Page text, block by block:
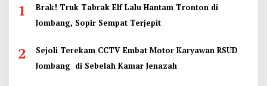
1
Brak! Truk Tabrak Elf Lalu Hantam Tronton di
Jombang, Sopir Sempat Terjepit
2
Sejoli Terekam CCTV Embat Motor Karyawan RSUD
Jombang di Sebelah Kamar Jenazah